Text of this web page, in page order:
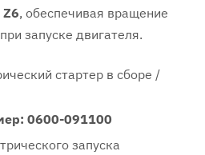
Z6, обеспечивая вращение
запуске двигателя.
стартер в сборе /
0600-091100
запуска